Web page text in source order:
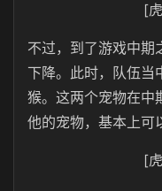
[
不过，到了游戏中期
下降。此时，队伍当
猴。这两个宠物在中
他的宠物，基本上可
[